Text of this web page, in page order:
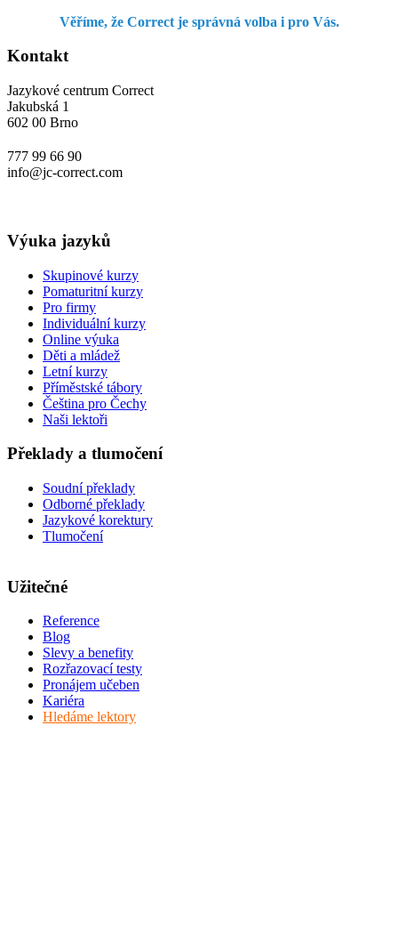
Věříme, že Correct je správná volba i pro Vás.
Kontakt
Jazykové centrum Correct
Jakubská 1
602 00 Brno
777 99 66 90
info@jc-correct.com
Výuka jazyků
Skupinové kurzy
Pomaturitní kurzy
Pro firmy
Individuální kurzy
Online výuka
Děti a mládež
Letní kurzy
Příměstské tábory
Čeština pro Čechy
Naši lektoři
Překlady a tlumočení
Soudní překlady
Odborné překlady
Jazykové korektury
Tlumočení
Užitečné
Reference
Blog
Slevy a benefity
Rozřazovací testy
Pronájem učeben
Kariéra
Hledáme lektory